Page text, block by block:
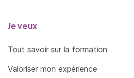
Je veux
Tout savoir sur la formation
Valoriser mon expérience